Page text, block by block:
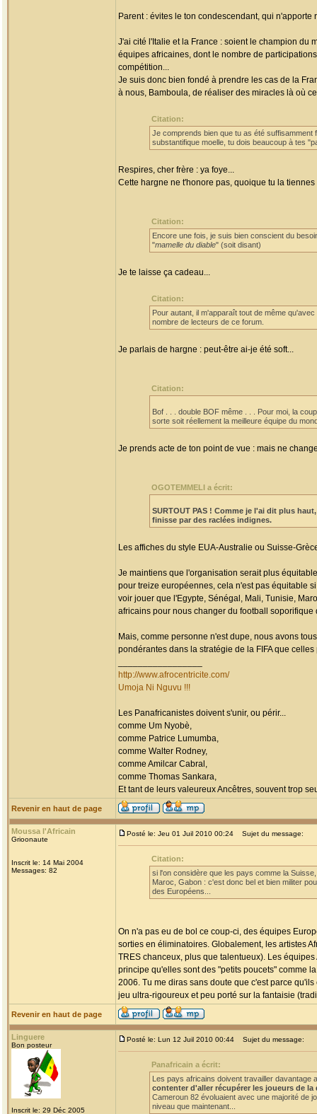
Parent : évites le ton condescendant, qui
J'ai cité l'Italie et la France : soient le champion du
équipes africaines, dont le nombre de
compétition...
Je suis donc bien fondé à prendre les cas de la
à nous, Bamboula, de réaliser des miracles là où
Citation:
Je comprends bien que tu as été
substantifique moelle, tu dois beaucoup à tes
Respires, cher frère : ya foye...
Cette hargne ne t'honore pas, quoique tu la
Citation:
Encore une fois, je suis bien conscient du
"mamelle du diable" (soit disant)
Je te laisse ça cadeau...
Citation:
Pour autant, il m'apparaît tout de même
nombre de lecteurs de ce forum.
Je parlais de hargne : peut-être ai-je été soft...
Citation:
Bof . . . double BOF même . . . Pour moi, la
sorte soit réellement la meilleure équipe du
Je prends acte de ton point de vue : mais ne
OGOTEMMELI a écrit:
SURTOUT PAS ! Comme je l'ai dit plus
finisse par des raclées indignes.
Les affiches du style EUA-Australie ou Suisse-
Je maintiens que l'organisation serait plus
pour treize européennes, cela n'est pas équitable
voir jouer que l'Egypte, Sénégal, Mali, Tunisie,
africains pour nous changer du football soporifique
Mais, comme personne n'est dupe, nous avons
pondérantes dans la stratégie de la FIFA que
http://www.afrocentricite.com/
Umoja Ni Nguvu !!!
Les Panafricanistes doivent s'unir, ou périr...
comme Um Nyobè,
comme Patrice Lumumba,
comme Walter Rodney,
comme Amilcar Cabral,
comme Thomas Sankara,
Et tant de leurs valeureux Ancêtres, souvent trop
Revenir en haut de page
Moussa l'Africain
Grioonaute
Inscrit le: 14 Mai 2004
Messages: 82
Posté le: Jeu 01 Juil 2010 00:24 Sujet du message:
Citation:
si l'on considère que les pays comme la
Maroc, Gabon : c'est donc bel et bien militer
des Européens...
On n'a pas eu de bol ce coup-ci, des équipes
sorties en éliminatoires. Globalement, les artistes
TRES chanceux, plus que talentueux). Les
principe qu'elles sont des "petits poucets" comme
2006. Tu me diras sans doute que c'est parce
jeu ultra-rigoureux et peu porté sur la fantaisie
Revenir en haut de page
Linguere
Bon posteur
Inscrit le: 29 Déc 2005
Posté le: Lun 12 Juil 2010 00:44 Sujet du message:
Panafricain a écrit:
Les pays africains doivent travailler
contenter d'aller récupérer les joueurs de
Cameroun 82 évoluaient avec une majorité de
niveau que maintenant...